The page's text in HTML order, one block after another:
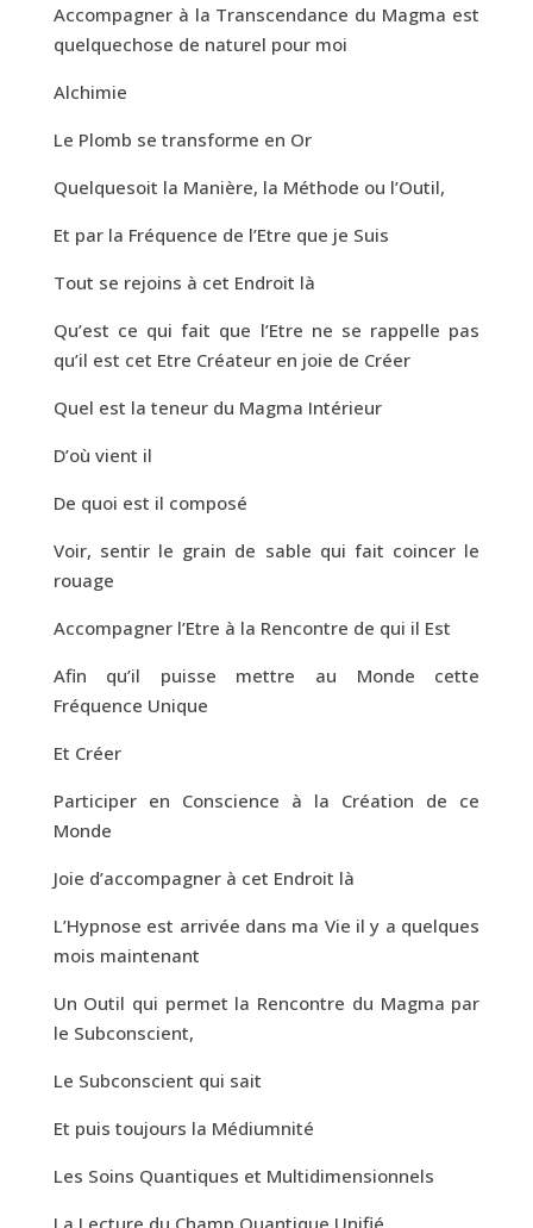
Accompagner à la Transcendance du Magma est
quelquechose de naturel pour moi
Alchimie
Le Plomb se transforme en Or
Quelquesoit la Manière, la Méthode ou l’Outil,
Et par la Fréquence de l’Etre que je Suis
Tout se rejoins à cet Endroit là
Qu’est ce qui fait que l’Etre ne se rappelle pas
qu’il est cet Etre Créateur en joie de Créer
Quel est la teneur du Magma Intérieur
D’où vient il
De quoi est il composé
Voir, sentir le grain de sable qui fait coincer le
rouage
Accompagner l’Etre à la Rencontre de qui il Est
Afin qu’il puisse mettre au Monde cette
Fréquence Unique
Et Créer
Participer en Conscience à la Création de ce
Monde
Joie d’accompagner à cet Endroit là
L’Hypnose est arrivée dans ma Vie il y a quelques
mois maintenant
Un Outil qui permet la Rencontre du Magma par
le Subconscient,
Le Subconscient qui sait
Et puis toujours la Médiumnité
Les Soins Quantiques et Multidimensionnels
La Lecture du Champ Quantique Unifié